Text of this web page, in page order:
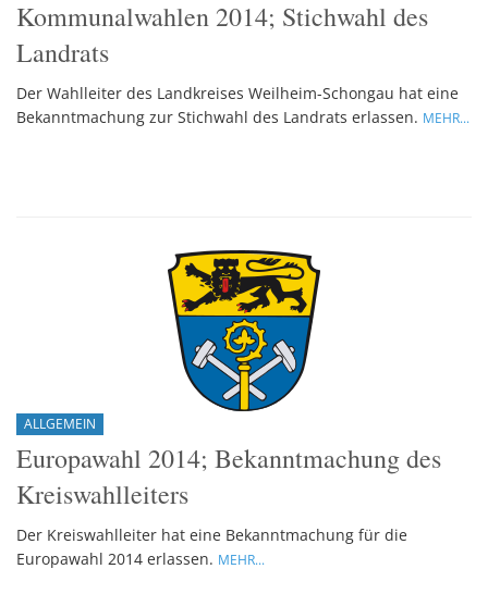
Kommunalwahlen 2014; Stichwahl des
Landrats
Der Wahlleiter des Landkreises Weilheim-Schongau hat eine
Bekanntmachung zur Stichwahl des Landrats erlassen. MEHR...
ALLGEMEIN
Europawahl 2014; Bekanntmachung des
Kreiswahlleiters
Der Kreiswahlleiter hat eine Bekanntmachung für die
Europawahl 2014 erlassen. MEHR...